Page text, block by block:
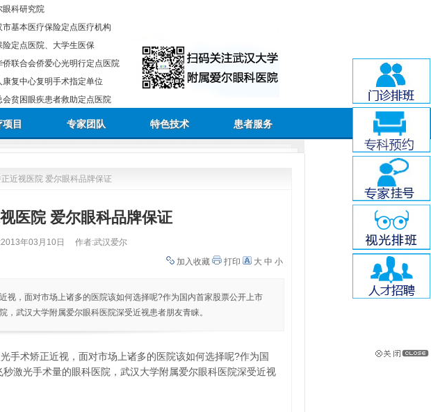
眼科研究院
市基本医疗保险定点医疗机构
险定点医院、大学生医保
侨联合会侨爱心光明行定点医院
康复中心复明手术指定单位
会贫困眼疾患者救助定点医院
项目 专家团队 特色技术 患者服务
近视医院 爱尔眼科品牌保证
医院 爱尔眼科品牌保证
2013年03月10日
作者:武汉爱尔
加入收藏
打印 大 中 小
视，面对市场上诸多的医院该如何选择呢?作为国内首家股票公开上市
，武汉大学附属爱尔眼科医院深受近视患者朋友青睐。
术矫正近视，面对市场上诸多的医院该如何选择呢?作为国
激光手术量的眼科医院，武汉大学附属爱尔眼科医院深受近视